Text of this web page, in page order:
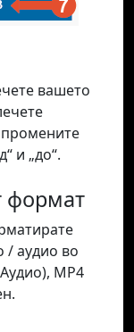
вашето
промените
и „до“.
формат
/ аудио во
MP4